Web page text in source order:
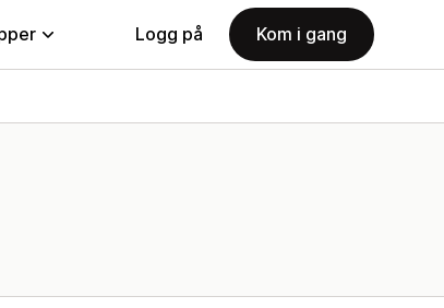
Logg på Kom i gang